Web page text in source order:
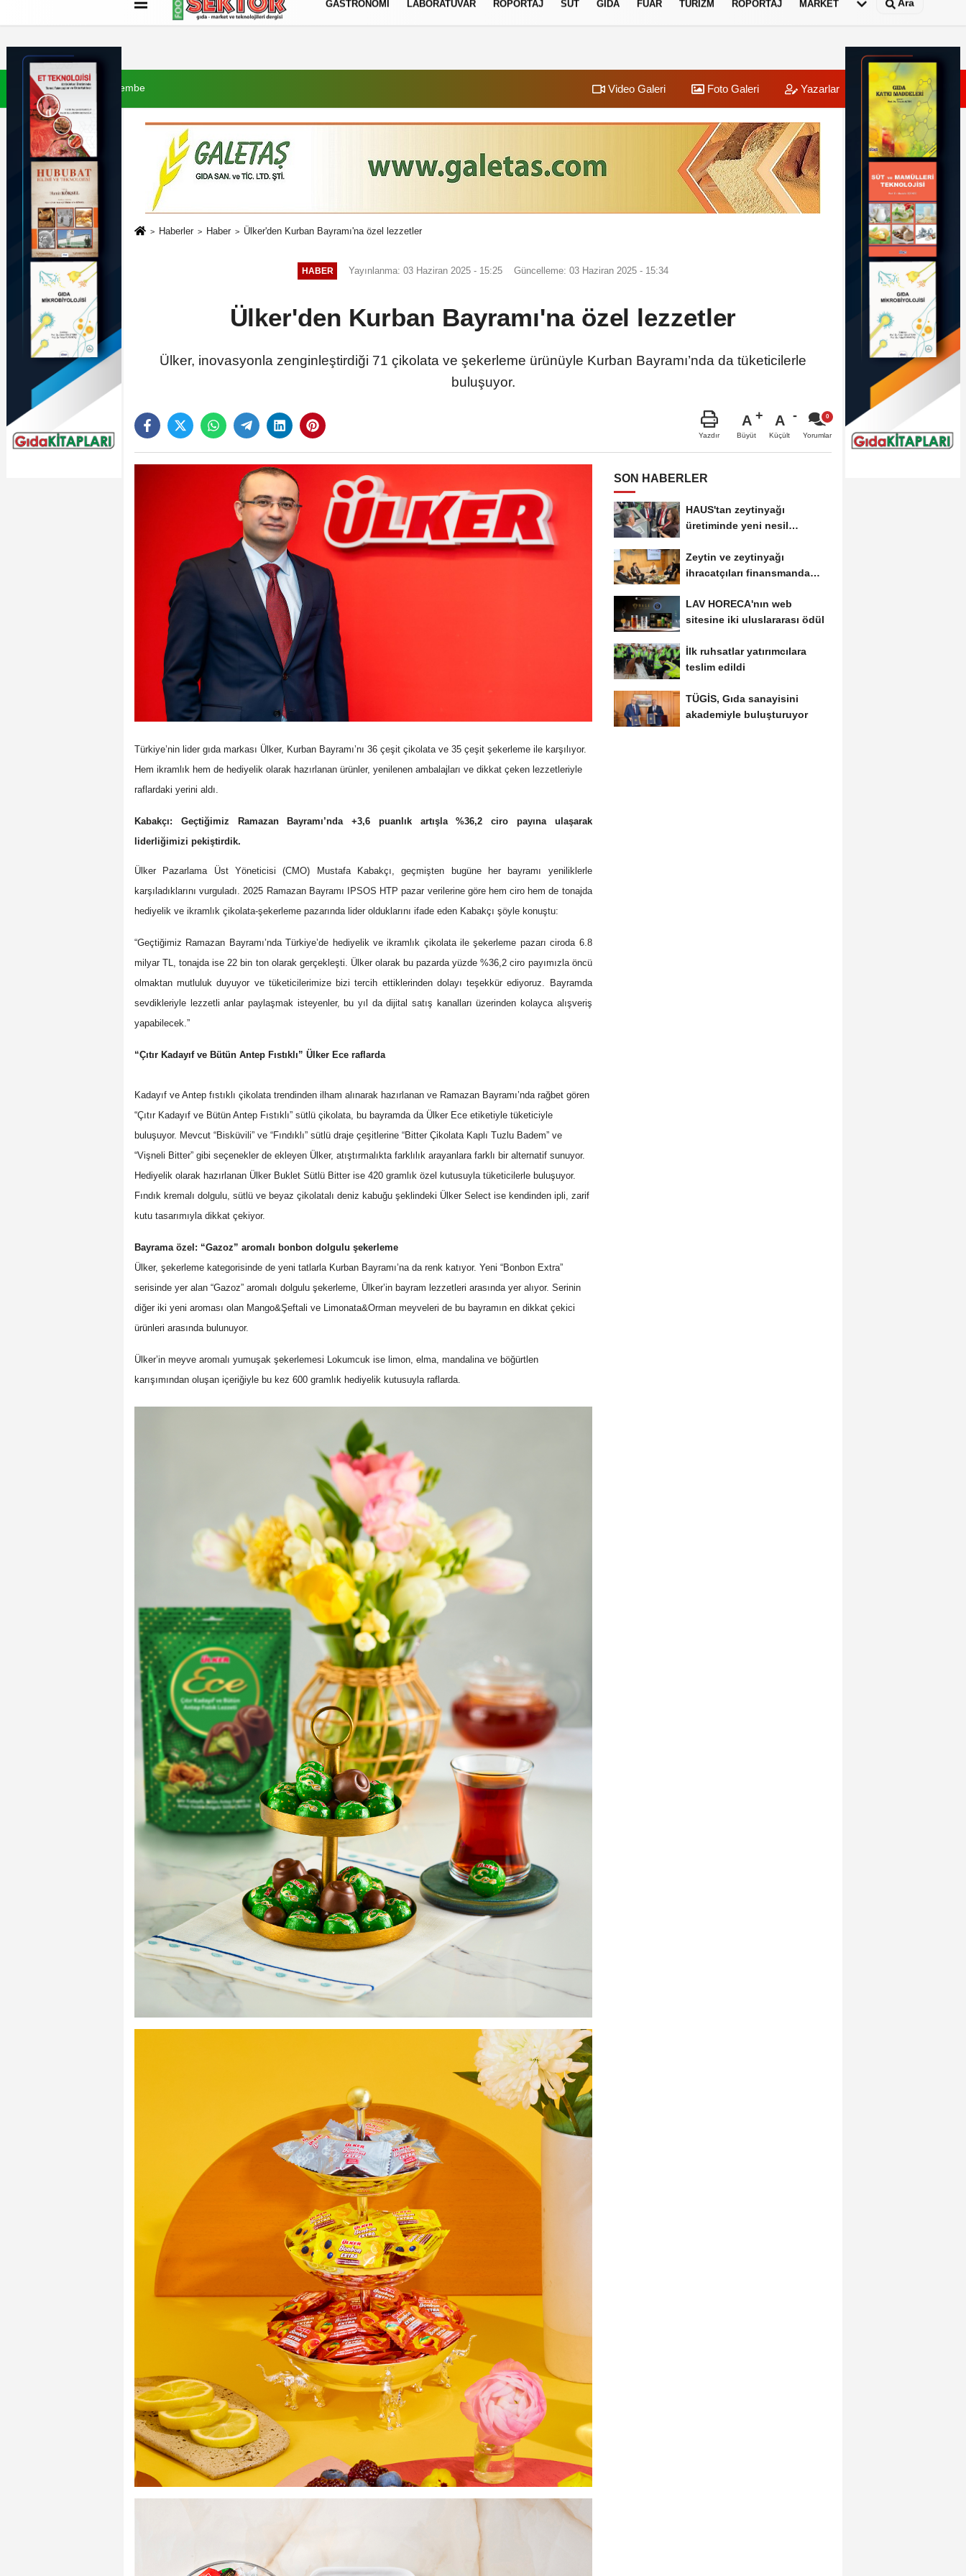
İletişim Çerez Politikası
GASTRONOMI LABORATUVAR RÖPORTAJ SÜT GIDA FUAR TURIZM RÖPORTAJ MARKET Ara
6 Ağustos 2026, Perşembe Video Galeri Foto Galeri Yazarlar Üye Paneli
Haberler Haber Ülker'den Kurban Bayramı'na özel lezzetler
HABER Yayınlanma: 03 Haziran 2025 - 15:25 Güncelleme: 03 Haziran 2025 - 15:34
Ülker'den Kurban Bayramı'na özel lezzetler
Ülker, inovasyonla zenginleştirdiği 71 çikolata ve şekerleme ürünüyle Kurban Bayramı’nda da tüketicilerle
buluşuyor.
Yazdır
A
Büyüt
A
Küçült Yorumlar
Türkiye’nin lider gıda markası Ülker, Kurban Bayramı’nı 36 çeşit çikolata ve 35 çeşit şekerleme ile karşılıyor.
Hem ikramlık hem de hediyelik olarak hazırlanan ürünler, yenilenen ambalajları ve dikkat çeken lezzetleriyle
raflardaki yerini aldı.
Kabakçı: Geçtiğimiz Ramazan Bayramı’nda +3,6 puanlık artışla %36,2 ciro payına ulaşarak
liderliğimizi pekiştirdik.
Ülker Pazarlama Üst Yöneticisi (CMO) Mustafa Kabakçı, geçmişten bugüne her bayramı yeniliklerle
karşıladıklarını vurguladı. 2025 Ramazan Bayramı IPSOS HTP pazar verilerine göre hem ciro hem de tonajda
hediyelik ve ikramlık çikolata-şekerleme pazarında lider olduklarını ifade eden Kabakçı şöyle konuştu:
“Geçtiğimiz Ramazan Bayramı’nda Türkiye’de hediyelik ve ikramlık çikolata ile şekerleme pazarı ciroda 6.8
milyar TL, tonajda ise 22 bin ton olarak gerçekleşti. Ülker olarak bu pazarda yüzde %36,2 ciro payımızla öncü
olmaktan mutluluk duyuyor ve tüketicilerimize bizi tercih ettiklerinden dolayı teşekkür ediyoruz. Bayramda
sevdikleriyle lezzetli anlar paylaşmak isteyenler, bu yıl da dijital satış kanalları üzerinden kolayca alışveriş
yapabilecek.”
“Çıtır Kadayıf ve Bütün Antep Fıstıklı” Ülker Ece raflarda
Kadayıf ve Antep fıstıklı çikolata trendinden ilham alınarak hazırlanan ve Ramazan Bayramı’nda rağbet gören
“Çıtır Kadayıf ve Bütün Antep Fıstıklı” sütlü çikolata, bu bayramda da Ülker Ece etiketiyle tüketiciyle
buluşuyor. Mevcut “Bisküvili” ve “Fındıklı” sütlü draje çeşitlerine “Bitter Çikolata Kaplı Tuzlu Badem” ve
“Vişneli Bitter” gibi seçenekler de ekleyen Ülker, atıştırmalıkta farklılık arayanlara farklı bir alternatif sunuyor.
Hediyelik olarak hazırlanan Ülker Buklet Sütlü Bitter ise 420 gramlık özel kutusuyla tüketicilerle buluşuyor.
Fındık kremalı dolgulu, sütlü ve beyaz çikolatalı deniz kabuğu şeklindeki Ülker Select ise kendinden ipli, zarif
kutu tasarımıyla dikkat çekiyor.
Bayrama özel: “Gazoz” aromalı bonbon dolgulu şekerleme
Ülker, şekerleme kategorisinde de yeni tatlarla Kurban Bayramı’na da renk katıyor. Yeni “Bonbon Extra”
serisinde yer alan “Gazoz” aromalı dolgulu şekerleme, Ülker’in bayram lezzetleri arasında yer alıyor. Serinin
diğer iki yeni aroması olan Mango&Şeftali ve Limonata&Orman meyveleri de bu bayramın en dikkat çekici
ürünleri arasında bulunuyor.
Ülker’in meyve aromalı yumuşak şekerlemesi Lokumcuk ise limon, elma, mandalina ve böğürtlen
karışımından oluşan içeriğiyle bu kez 600 gramlık hediyelik kutusuyla raflarda.
SON HABERLER
HAUS'tan zeytinyağı
üretiminde yeni nesil
Zeytin ve zeytinyağı
ihracatçıları finansmanda
LAV HORECA'nın web
sitesine iki uluslararası ödül
İlk ruhsatlar yatırımcılara
teslim edildi
TÜGİS, Gıda sanayisini
akademiyle buluşturuyor